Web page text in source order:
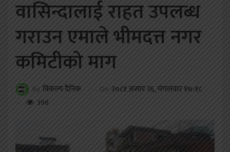
वासिन्दालाई राहत उपलब्ध
गराउन एमाले भीमदत्त नगर
कमिटीको माग
By विकल्प दैनिक On २०८१ असार २६, मंगलवार १७:१८
398